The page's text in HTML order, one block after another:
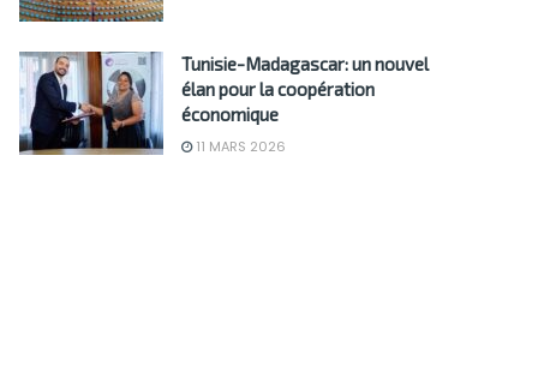
Tunisie-Madagascar: un nouvel
élan pour la coopération
économique
11 MARS 2026